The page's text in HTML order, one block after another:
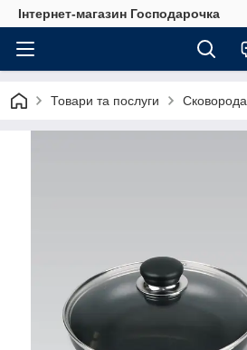
Інтернет-магазин Господарочка
Товари та послуги Сковорода